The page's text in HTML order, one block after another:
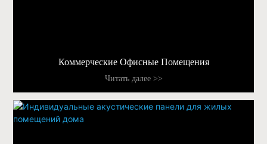
Коммерческие Офисные Помещения
Читать далее >>